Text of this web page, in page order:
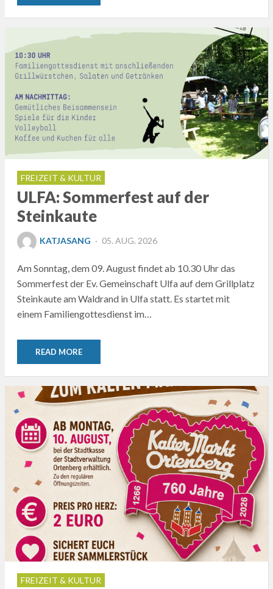
FREIZEIT & KULTUR
ULFA: Sommerfest auf der
Steinkaute
KATJASANG
POSTED
05. AUG. 2026
Am Sonntag, dem 09. August findet ab 10.30 Uhr das
Sommerfest der Ev. Gemeinschaft Ulfa auf dem Grillplatz
Steinkaute am Waldrand in Ulfa statt. Es startet mit
einem Familiengottesdienst im…
READ MORE
FREIZEIT & KULTUR